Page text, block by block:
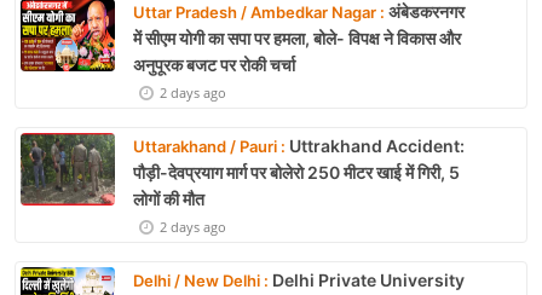
Uttar Pradesh / Ambedkar Nagar : अंबेडकरनगर
में सीएम योगी का सपा पर हमला, बोले- विपक्ष ने विकास और
अनुपूरक बजट पर रोकी चर्चा
2 days ago
Uttarakhand / Pauri : Uttrakhand Accident:
पौड़ी-देवप्रयाग मार्ग पर बोलेरो 250 मीटर खाई में गिरी, 5
लोगों की मौत
2 days ago
Delhi / New Delhi : Delhi Private University